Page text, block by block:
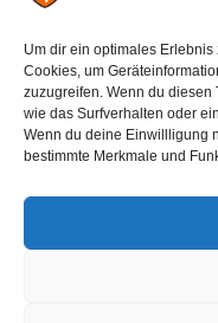
Um dir ein optimales
Cookies, um
zuzugreifen. Wenn du diesen
wie das Surfverhalten oder
Wenn du deine Einwillligung
bestimmte Merkmale und
Sponsoren
Aktuelles:
Kommende Spiele